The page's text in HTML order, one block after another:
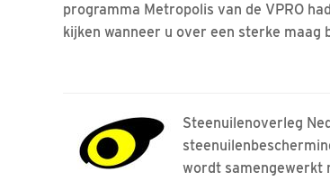
programma Metropolis van de VPRO
kijken wanneer u over een sterke maag
Steenuilenoverleg
wordt samengewerkt